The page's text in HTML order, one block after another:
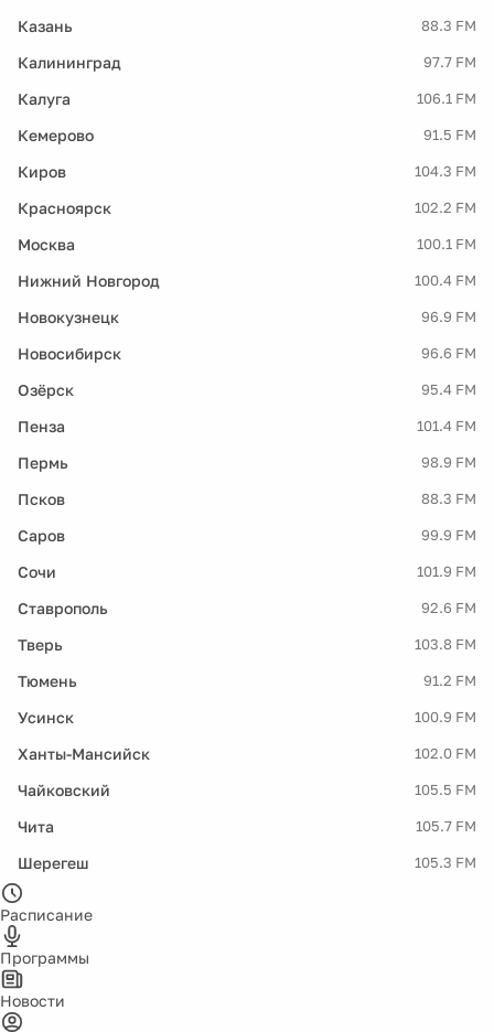
Казань 88.3 FM
Калининград 97.7 FM
Калуга 106.1 FM
Кемерово 91.5 FM
Киров 104.3 FM
Красноярск 102.2 FM
Москва 100.1 FM
Нижний Новгород 100.4 FM
Новокузнецк 96.9 FM
Новосибирск 96.6 FM
Озёрск 95.4 FM
Пенза 101.4 FM
Пермь 98.9 FM
Псков 88.3 FM
Саров 99.9 FM
Сочи 101.9 FM
Ставрополь 92.6 FM
Тверь 103.8 FM
Тюмень 91.2 FM
Усинск 100.9 FM
Ханты-Мансийск 102.0 FM
Чайковский 105.5 FM
Чита 105.7 FM
Шерегеш 105.3 FM
Расписание
Программы
Новости